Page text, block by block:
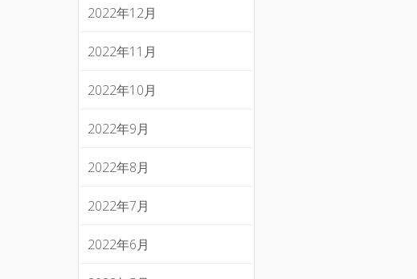
2022年12月
2022年11月
2022年10月
2022年9月
2022年8月
2022年7月
2022年6月